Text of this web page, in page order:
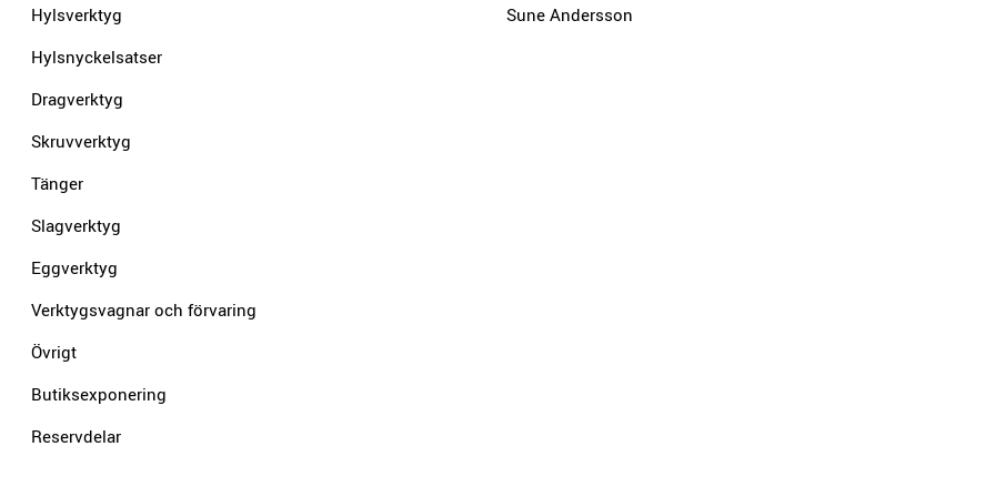
Hylsverktyg
Hylsnyckelsatser
Dragverktyg
Skruvverktyg
Tänger
Slagverktyg
Eggverktyg
Verktygsvagnar och förvaring
Övrigt
Butiksexponering
Reservdelar
Sune Andersson